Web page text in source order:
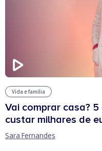
Vida e família
Vai comprar casa?
custar milhares de
Sara Fernandes